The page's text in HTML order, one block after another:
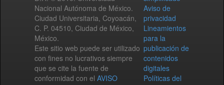
Nacional Autónoma de México.
Ciudad Universitaria, Coyoacán,
C. P. 04510, Ciudad de México,
México.
Este sitio web puede ser utilizado
con fines no lucrativos siempre
que se cite la fuente de
conformidad con el AVISO
Aviso de
privacidad
Lineamientos
para la
publicación de
contenidos
digitales
Políticas del